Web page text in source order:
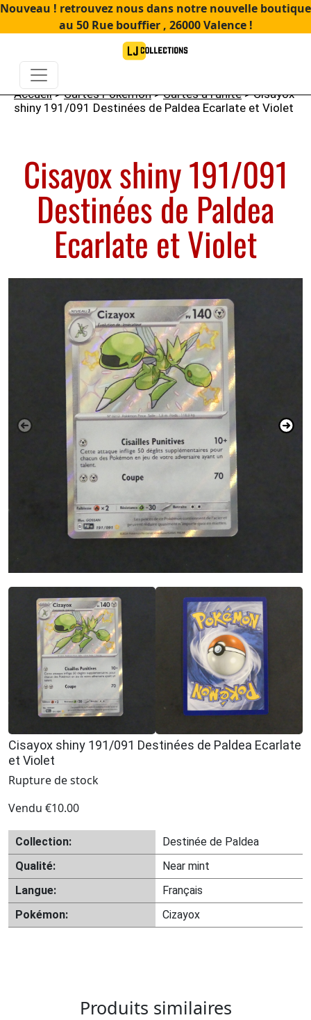
Nouveau ! retrouvez nous dans notre nouvelle boutique
au 50 Rue bouffier , 26000 Valence !
Accueil>Cartes Pokémon>Cartes à l'unité> Cisayox
shiny 191/091 Destinées de Paldea Ecarlate et Violet
Cisayox shiny 191/091
Destinées de Paldea
Ecarlate et Violet
Cisayox shiny 191/091 Destinées de Paldea Ecarlate
et Violet
Rupture de stock
Vendu €10.00
Collection:
Destinée de Paldea
Qualité:
Near mint
Langue:
Français
Pokémon:
Cizayox
Produits similaires